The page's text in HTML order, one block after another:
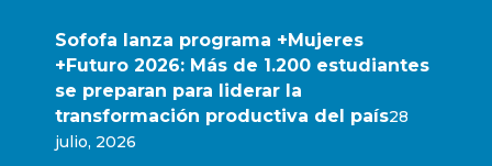
Sofofa lanza programa +Mujeres
+Futuro 2026: Más de 1.200 estudiantes
se preparan para liderar la
transformación productiva del país28
julio, 2026